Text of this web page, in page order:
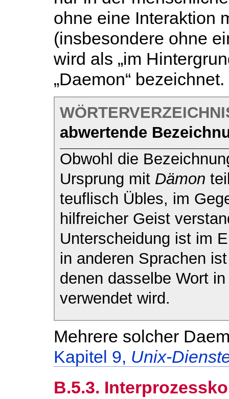
ohne eine Interaktion
(insbesondere ohne
wird als „im
„Daemon“ bezeichnet.
abwertende
Obwohl die
Ursprung mit Dämon
teuflisch Übles, im
hilfreicher Geist
Unterscheidung ist im
in anderen Sprachen
denen dasselbe Wort
verwendet wird.
Mehrere solcher
Kapitel 9, Unix-
B.5.3.